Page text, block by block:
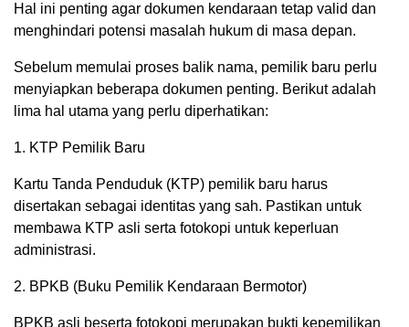
Hal ini penting agar dokumen kendaraan tetap valid dan
menghindari potensi masalah hukum di masa depan.
Sebelum memulai proses balik nama, pemilik baru perlu
menyiapkan beberapa dokumen penting. Berikut adalah
lima hal utama yang perlu diperhatikan:
1. KTP Pemilik Baru
Kartu Tanda Penduduk (KTP) pemilik baru harus
disertakan sebagai identitas yang sah. Pastikan untuk
membawa KTP asli serta fotokopi untuk keperluan
administrasi.
2. BPKB (Buku Pemilik Kendaraan Bermotor)
BPKB asli beserta fotokopi merupakan bukti kepemilikan